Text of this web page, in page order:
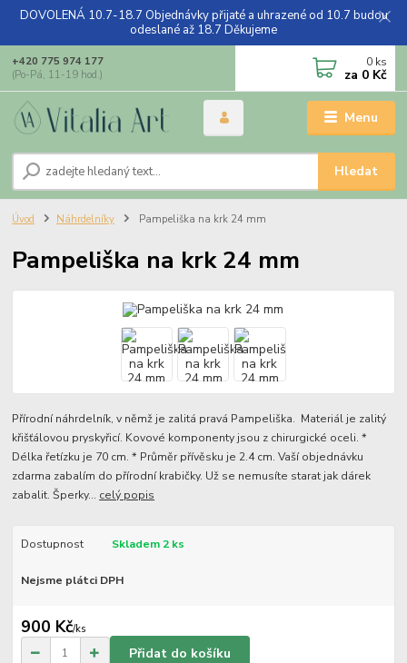
DOVOLENÁ 10.7-18.7 Objednávky přijaté a uhrazené od 10.7 budou
odeslané až 18.7 Děkujeme
Menu
Hledat
+420 775 974 177
(Po-Pá, 11-19 hod.)
0 ks
za 0 Kč
Úvod Náhrdelníky Pampeliška na krk 24 mm
Pampeliška na krk 24 mm
Přírodní náhrdelník, v němž je zalitá pravá Pampeliška. Materiál je zalitý
křišťálovou pryskyřicí. Kovové komponenty jsou z chirurgické oceli. *
Délka řetízku je 70 cm. * Průměr přívěsku je 2.4 cm. Vaší objednávku
zdarma zabalím do přírodní krabičky. Už se nemusíte starat jak dárek
zabalit. Šperky... celý popis
Dostupnost Skladem 2 ks
Nejsme plátci DPH
900 Kč/ks
Přidat do košíku